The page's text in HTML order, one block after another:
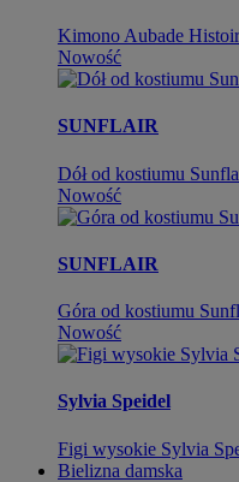
Kimono Aubade
Nowość
SUNFLAIR
Dół od kostiumu
Nowość
SUNFLAIR
Góra od kostiumu
Nowość
Sylvia Speidel
Figi wysokie Sylvia
Bielizna damska